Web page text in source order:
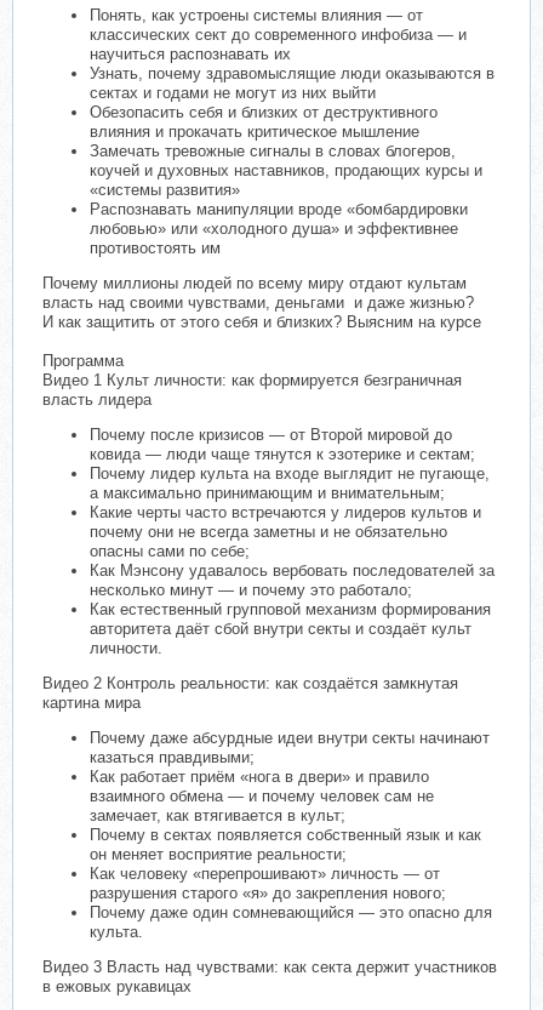
Понять, как устроены системы влияния — от
классических сект до современного инфобиза — и
научиться распознавать их
Узнать, почему здравомыслящие люди оказываются в
сектах и годами не могут из них выйти
Обезопасить себя и близких от деструктивного
влияния и прокачать критическое мышление
Замечать тревожные сигналы в словах блогеров,
коучей и духовных наставников, продающих курсы и
«системы развития»
Распознавать манипуляции вроде «бомбардировки
любовью» или «холодного душа» и эффективнее
противостоять им
Почему миллионы людей по всему миру отдают культам
власть над своими чувствами, деньгами и даже жизнью?
И как защитить от этого себя и близких? Выясним на курсе
Программа
Видео 1 Культ личности: как формируется безграничная
власть лидера
Почему после кризисов — от Второй мировой до
ковида — люди чаще тянутся к эзотерике и сектам;
Почему лидер культа на входе выглядит не пугающе,
а максимально принимающим и внимательным;
Какие черты часто встречаются у лидеров культов и
почему они не всегда заметны и не обязательно
опасны сами по себе;
Как Мэнсону удавалось вербовать последователей за
несколько минут — и почему это работало;
Как естественный групповой механизм формирования
авторитета даёт сбой внутри секты и создаёт культ
личности.
Видео 2 Контроль реальности: как создаётся замкнутая
картина мира
Почему даже абсурдные идеи внутри секты начинают
казаться правдивыми;
Как работает приём «нога в двери» и правило
взаимного обмена — и почему человек сам не
замечает, как втягивается в культ;
Почему в сектах появляется собственный язык и как
он меняет восприятие реальности;
Как человеку «перепрошивают» личность — от
разрушения старого «я» до закрепления нового;
Почему даже один сомневающийся — это опасно для
культа.
Видео 3 Власть над чувствами: как секта держит участников
в ежовых рукавицах